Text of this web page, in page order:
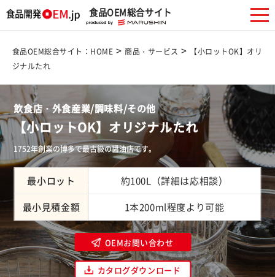
食品OEM総合サイト
食品OEM総合サイト：HOME > 商品・サービス >
【小ロットOK】オリ
ジナルたれ
飲食店・外食産業/調味料/その他
【小ロットOK】オリジナルたれ
1752年創業の博多で最古級の醤油店です。
最小ロット
約100L（詳細は応相談）
最小見積金額
1本200ml程度より可能
OEMお問い合わせ
カタログダウンロード